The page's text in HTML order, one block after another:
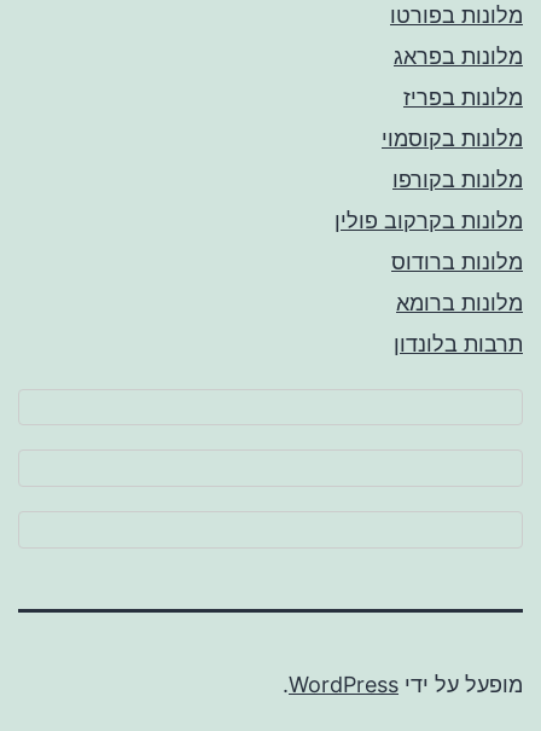
מלונות בפורטו
מלונות בפראג
מלונות בפריז
מלונות בקוסמוי
מלונות בקורפו
מלונות בקרקוב פולין
מלונות ברודוס
מלונות ברומא
תרבות בלונדון
מופעל על ידי WordPress
.